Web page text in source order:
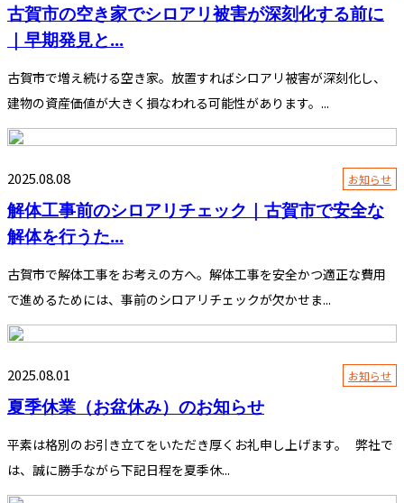
古賀市の空き家でシロアリ被害が深刻化する前に
｜早期発見と...
古賀市で増え続ける空き家。放置すればシロアリ被害が深刻化し、
建物の資産価値が大きく損なわれる可能性があります。...
2025.08.08 お知らせ
解体工事前のシロアリチェック｜古賀市で安全な
解体を行うた...
古賀市で解体工事をお考えの方へ。解体工事を安全かつ適正な費用
で進めるためには、事前のシロアリチェックが欠かせま...
2025.08.01 お知らせ
夏季休業（お盆休み）のお知らせ
平素は格別のお引き立てをいただき厚くお礼申し上げます。 弊社で
は、誠に勝手ながら下記日程を夏季休...